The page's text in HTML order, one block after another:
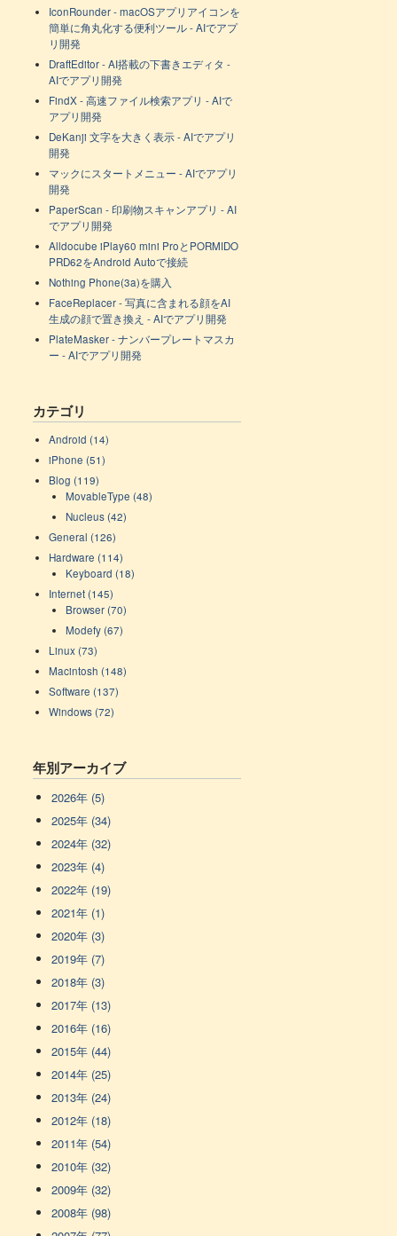
IconRounder - macOSアプリアイコンを
簡単に角丸化する便利ツール - AIでアプ
リ開発
DraftEditor - AI搭載の下書きエディタ -
AIでアプリ開発
FindX - 高速ファイル検索アプリ - AIで
アプリ開発
DeKanji 文字を大きく表示 - AIでアプリ
開発
マックにスタートメニュー - AIでアプリ
開発
PaperScan - 印刷物スキャンアプリ - AI
でアプリ開発
Alldocube iPlay60 mini ProとPORMIDO
PRD62をAndroid Autoで接続
Nothing Phone(3a)を購入
FaceReplacer - 写真に含まれる顔をAI
生成の顔で置き換え - AIでアプリ開発
PlateMasker - ナンバープレートマスカ
ー - AIでアプリ開発
カテゴリ
Android (14)
iPhone (51)
Blog (119)
MovableType (48)
Nucleus (42)
General (126)
Hardware (114)
Keyboard (18)
Internet (145)
Browser (70)
Modefy (67)
Linux (73)
Macintosh (148)
Software (137)
Windows (72)
年別アーカイブ
2026年 (5)
2025年 (34)
2024年 (32)
2023年 (4)
2022年 (19)
2021年 (1)
2020年 (3)
2019年 (7)
2018年 (3)
2017年 (13)
2016年 (16)
2015年 (44)
2014年 (25)
2013年 (24)
2012年 (18)
2011年 (54)
2010年 (32)
2009年 (32)
2008年 (98)